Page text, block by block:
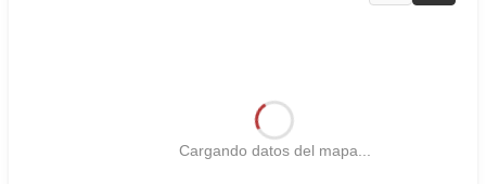
Cargando datos del mapa...